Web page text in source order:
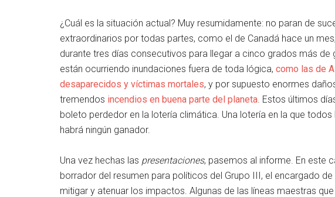
¿Cuál es la situación actual? Muy resumidamente: no paran de
extraordinarios por todas partes, como el de Canadá hace un
durante tres días consecutivos para llegar a cinco grados más de
están ocurriendo inundaciones fuera de toda lógica, como las de
desaparecidos y víctimas mortales, y por supuesto enormes
tremendos incendios en buena parte del planeta. Estos últimos
boleto perdedor en la lotería climática. Una lotería en la que
habrá ningún ganador.
Una vez hechas las presentaciones, pasemos al informe. En este
borrador del resumen para políticos del Grupo III, el encargado
mitigar y atenuar los impactos. Algunas de las líneas maestras